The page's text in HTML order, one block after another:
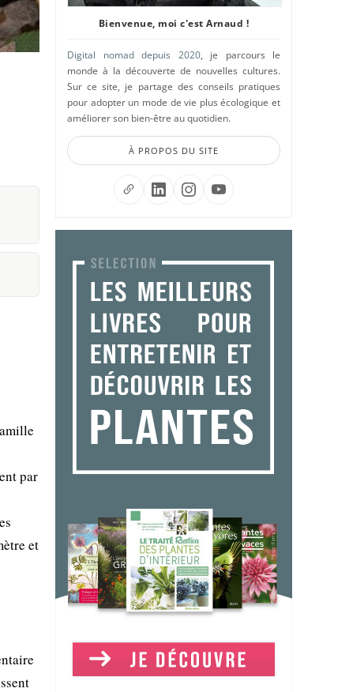
par
et
Bienvenue, moi c'est Arnaud !
Digital nomad depuis 2020, je parcours le
monde à la découverte de nouvelles cultures.
Sur ce site, je partage des conseils pratiques
pour adopter un mode de vie plus écologique et
améliorer son bien-être au quotidien.
À PROPOS DU SITE